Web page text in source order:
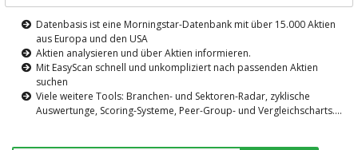
Datenbasis ist eine Morningstar-Datenbank mit über 15.000 Aktien
aus Europa und den USA
Aktien analysieren und über Aktien informieren.
Mit EasyScan schnell und unkompliziert nach passenden Aktien
suchen
Viele weitere Tools: Branchen- und Sektoren-Radar, zyklische
Auswertunge, Scoring-Systeme, Peer-Group- und Vergleichscharts....